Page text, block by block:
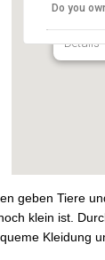
Details
Do you
geben Tiere
klein ist.
Kleidung